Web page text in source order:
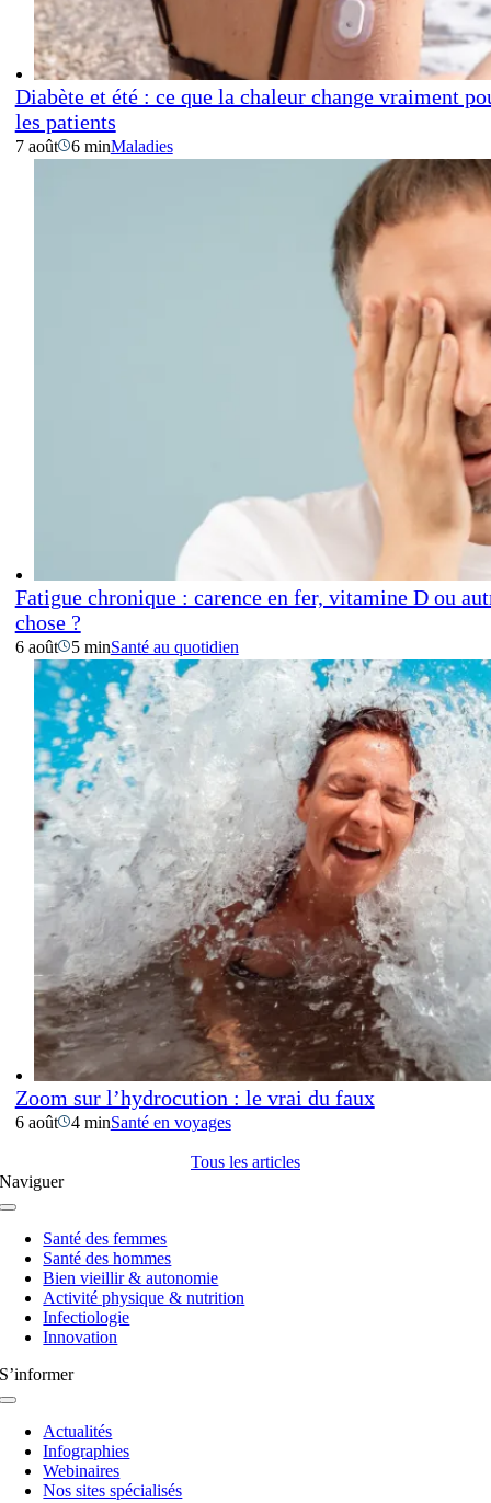
Diabète et été : ce que la chaleur change vraiment
les patients
7 août 6 minMaladies
Fatigue chronique : carence en fer, vitamine D ou
chose ?
6 août 5 minSanté au quotidien
Zoom sur l’hydrocution : le vrai du faux
6 août 4 minSanté en voyages
Tous les articles
Naviguer
Navigation
basculeSanté des femmes
Santé des hommes
Bien vieillir & autonomie
Activité physique & nutrition
Infectiologie
Innovation
S’informer
Navigation
basculeActualités
Infographies
Webinaires
Nos sites spécialisés